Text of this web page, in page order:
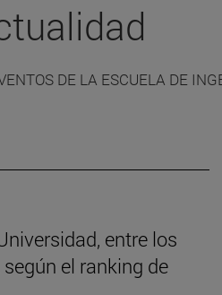
DE LA ESCUELA DE
entre los
el ranking de